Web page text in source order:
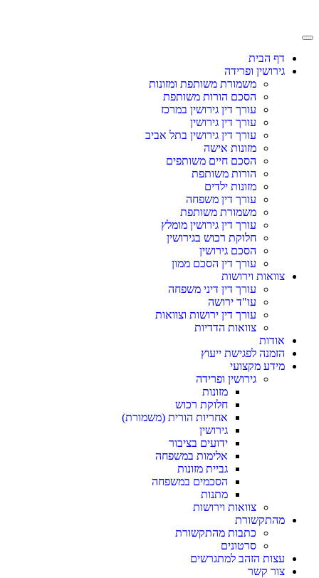
דף הבית
גירושין ופרידה
משמורת משותפת ומזונות
הסכם הורות משותפת
עורך דין גירושין במרכז
עורך דין גירושין
עורך דין גירושין בתל אביב
מזונות אישה
הסכם חיים משותפים
הורות משותפת
מזונות ילדים
עורך דין משפחה
משמורת משותפת
עורך דין גירושין מומלץ
חלוקת רכוש בגירושין
הסכם גירושין
עורך דין הסכם ממון
צוואות וירושות
עורך דין דיני משפחה
עו"ד ירושה
עורך דין ירושות וצוואות
צוואות הדדיות
אודות
הזמנה לפגישת ייעוץ
מידע מקצועי
גירושין ופרידה
מזונות
חלוקת רכוש
אחריות הורית (משמורת)
גירושין
ידועים בציבור
אלימות במשפחה
גביית מזונות
הסכמים במשפחה
מתנות
צוואות וירושות
מהתקשורת
כתבות מהתקשורת
סרטונים
עצות הזהב למתגרשים
צור קשר